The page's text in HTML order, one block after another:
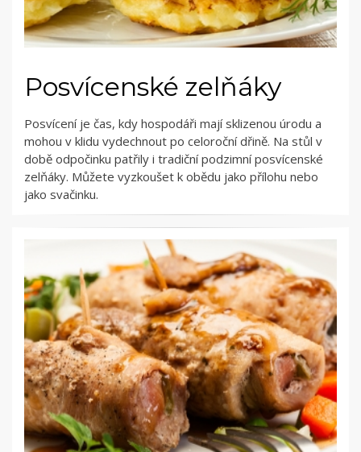
Posvícenské zelňáky
Posvícení je čas, kdy hospodáři mají sklizenou úrodu a
mohou v klidu vydechnout po celoroční dřině. Na stůl v
době odpočinku patřily i tradiční podzimní posvícenské
zelňáky. Můžete vyzkoušet k obědu jako přílohu nebo
jako svačinku.